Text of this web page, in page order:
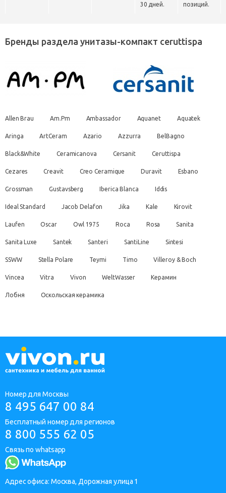
30 дней.
позиций.
Бренды раздела унитазы-компакт ceruttispa
Allen Brau Am.Pm Ambassador Aquanet Aquatek
Aringa ArtCeram Azario Azzurra BelBagno
Black&White Ceramicanova Cersanit Ceruttispa
Cezares Creavit Creo Ceramique Duravit Esbano
Grossman Gustavsberg Iberica Blanca Iddis
Ideal Standard Jacob Delafon Jika Kale Kirovit
Laufen Oscar Owl 1975 Roca Rosa Sanita
Sanita Luxe Santek Santeri SantiLine Sintesi
SSWW Stella Polare Teymi Timo Villeroy & Boch
Vincea Vitra Vivon WeltWasser Керамин
Лобня Оскольская керамика
Номер для Москвы
8 495 647 00 84
Бесплатный номер для регионов
8 800 555 62 05
Связь по whatsapp
Адрес офиса: Москва, Дорожная улица 1